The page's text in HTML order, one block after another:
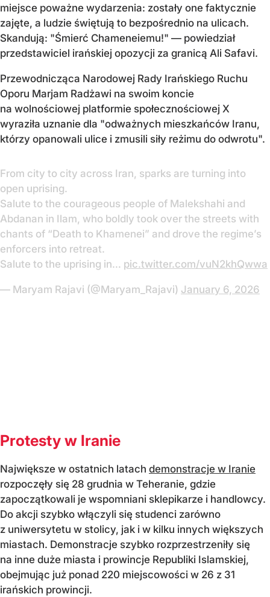
miejsce poważne wydarzenia: zostały one faktycznie
zajęte, a ludzie świętują to bezpośrednio na ulicach.
Skandują: "Śmierć Chameneiemu!" — powiedział
przedstawiciel irańskiej opozycji za granicą Ali Safavi.
Przewodnicząca Narodowej Rady Irańskiego Ruchu
Oporu Marjam Radżawi na swoim koncie
na wolnościowej platformie społecznościowej X
wyraziła uznanie dla "odważnych mieszkańców Iranu,
którzy opanowali ulice i zmusili siły reżimu do odwrotu".
From city to city across Iran, sparks are turning into
open uprising.
Salute to the courageous people of Malekshahi and
Abdanan in Ilam, who boldly took over the streets with
chants of “Death to Khamenei” and drove the regime’s
enforcers into retreat.
Salute to the uprising in… pic.twitter.com/vuN2khQwwa
— Maryam Rajavi (@Maryam_Rajavi) January 6, 2026
Protesty w Iranie
Największe w ostatnich latach demonstracje w Iranie
rozpoczęły się 28 grudnia w Teheranie, gdzie
zapoczątkowali je wspomniani sklepikarze i handlowcy.
Do akcji szybko włączyli się studenci zarówno
z uniwersytetu w stolicy, jak i w kilku innych większych
miastach. Demonstracje szybko rozprzestrzeniły się
na inne duże miasta i prowincje Republiki Islamskiej,
obejmując już ponad 220 miejscowości w 26 z 31
irańskich prowincji.